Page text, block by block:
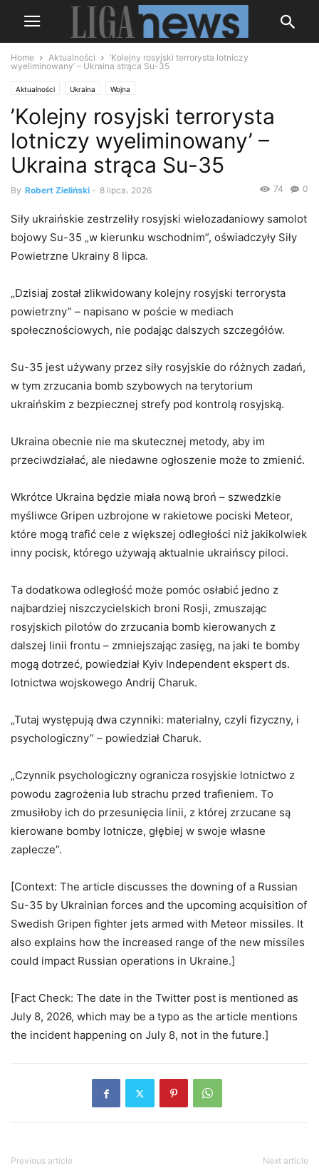
Home Aktualności
’Kolejny rosyjski terrorysta lotniczy
wyeliminowany’ – Ukraina strąca Su-35
Aktualności Ukraina Wojna
’Kolejny rosyjski terrorysta
lotniczy wyeliminowany’ –
Ukraina strąca Su-35
By Robert Zieliński - 8 lipca، 2026 0
74
Siły ukraińskie zestrzeliły rosyjski wielozadaniowy samolot
bojowy Su-35 „w kierunku wschodnim”, oświadczyły Siły
Powietrzne Ukrainy 8 lipca.
„Dzisiaj został zlikwidowany kolejny rosyjski terrorysta
powietrzny” – napisano w poście w mediach
społecznościowych, nie podając dalszych szczegółów.
Su-35 jest używany przez siły rosyjskie do różnych zadań,
w tym zrzucania bomb szybowych na terytorium
ukraińskim z bezpiecznej strefy pod kontrolą rosyjską.
Ukraina obecnie nie ma skutecznej metody, aby im
przeciwdziałać, ale niedawne ogłoszenie może to zmienić.
Wkrótce Ukraina będzie miała nową broń – szwedzkie
myśliwce Gripen uzbrojone w rakietowe pociski Meteor,
które mogą trafić cele z większej odległości niż jakikolwiek
inny pocisk, którego używają aktualnie ukraińscy piloci.
Ta dodatkowa odległość może pomóc osłabić jedno z
najbardziej niszczycielskich broni Rosji, zmuszając
rosyjskich pilotów do zrzucania bomb kierowanych z
dalszej linii frontu – zmniejszając zasięg, na jaki te bomby
mogą dotrzeć, powiedział Kyiv Independent ekspert ds.
lotnictwa wojskowego Andrij Charuk.
„Tutaj występują dwa czynniki: materialny, czyli fizyczny, i
psychologiczny” – powiedział Charuk.
„Czynnik psychologiczny ogranicza rosyjskie lotnictwo z
powodu zagrożenia lub strachu przed trafieniem. To
zmusiłoby ich do przesunięcia linii, z której zrzucane są
kierowane bomby lotnicze, głębiej w swoje własne
zaplecze”.
[Context: The article discusses the downing of a Russian
Su-35 by Ukrainian forces and the upcoming acquisition of
Swedish Gripen fighter jets armed with Meteor missiles. It
also explains how the increased range of the new missiles
could impact Russian operations in Ukraine.]
[Fact Check: The date in the Twitter post is mentioned as
July 8, 2026, which may be a typo as the article mentions
the incident happening on July 8, not in the future.]
Previous article Next article